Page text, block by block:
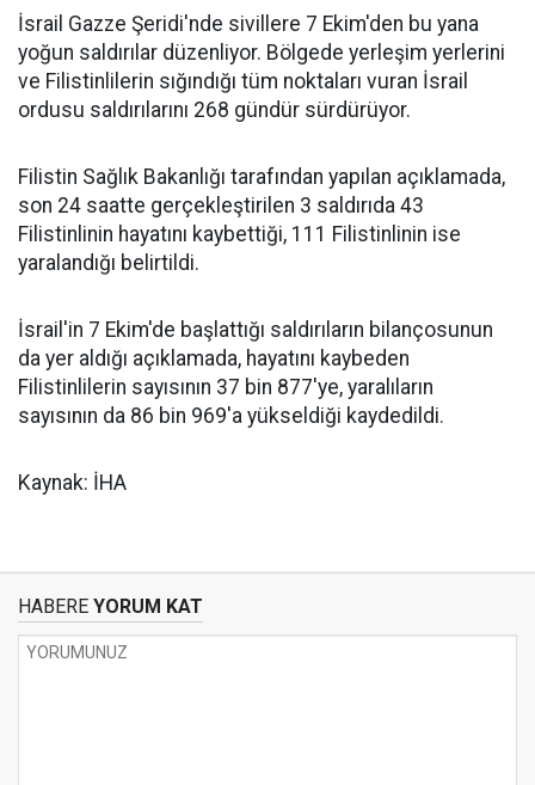
İsrail Gazze Şeridi'nde sivillere 7 Ekim'den bu yana
yoğun saldırılar düzenliyor. Bölgede yerleşim yerlerini
ve Filistinlilerin sığındığı tüm noktaları vuran İsrail
ordusu saldırılarını 268 gündür sürdürüyor.
Filistin Sağlık Bakanlığı tarafından yapılan açıklamada,
son 24 saatte gerçekleştirilen 3 saldırıda 43
Filistinlinin hayatını kaybettiği, 111 Filistinlinin ise
yaralandığı belirtildi.
İsrail'in 7 Ekim'de başlattığı saldırıların bilançosunun
da yer aldığı açıklamada, hayatını kaybeden
Filistinlilerin sayısının 37 bin 877'ye, yaralıların
sayısının da 86 bin 969'a yükseldiği kaydedildi.
Kaynak: İHA
HABERE YORUM KAT